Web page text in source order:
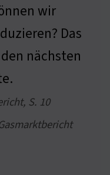
wir
Das
nächsten
S. 10